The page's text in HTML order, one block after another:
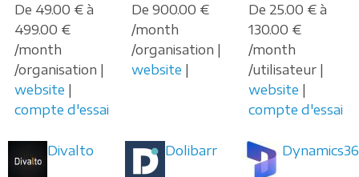
De 49.00 € à
499.00 €
/month
/organisation |
website |
compte d'essai
De 900.00 €
/month
/organisation |
website |
De 25.00 € à
130.00 €
/month
/utilisateur |
website |
compte d'essai
Divalto Dolibarr